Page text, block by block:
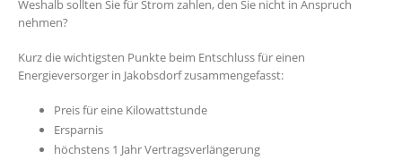
Weshalb sollten Sie für Strom zahlen, den Sie nicht in Anspruch
nehmen?
Kurz die wichtigsten Punkte beim Entschluss für einen
Energieversorger in Jakobsdorf zusammengefasst:
Preis für eine Kilowattstunde
Ersparnis
höchstens 1 Jahr Vertragsverlängerung